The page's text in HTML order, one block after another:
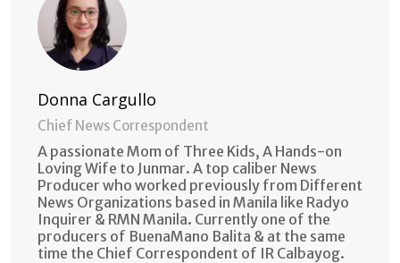
Donna Cargullo
Chief News Correspondent
A passionate Mom of Three Kids, A Hands-on
Loving Wife to Junmar. A top caliber News
Producer who worked previously from Different
News Organizations based in Manila like Radyo
Inquirer & RMN Manila. Currently one of the
producers of BuenaMano Balita & at the same
time the Chief Correspondent of IR Calbayog.